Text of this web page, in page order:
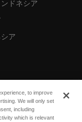
ドネシア
ア
to improve
We will only set
including
which is relevant